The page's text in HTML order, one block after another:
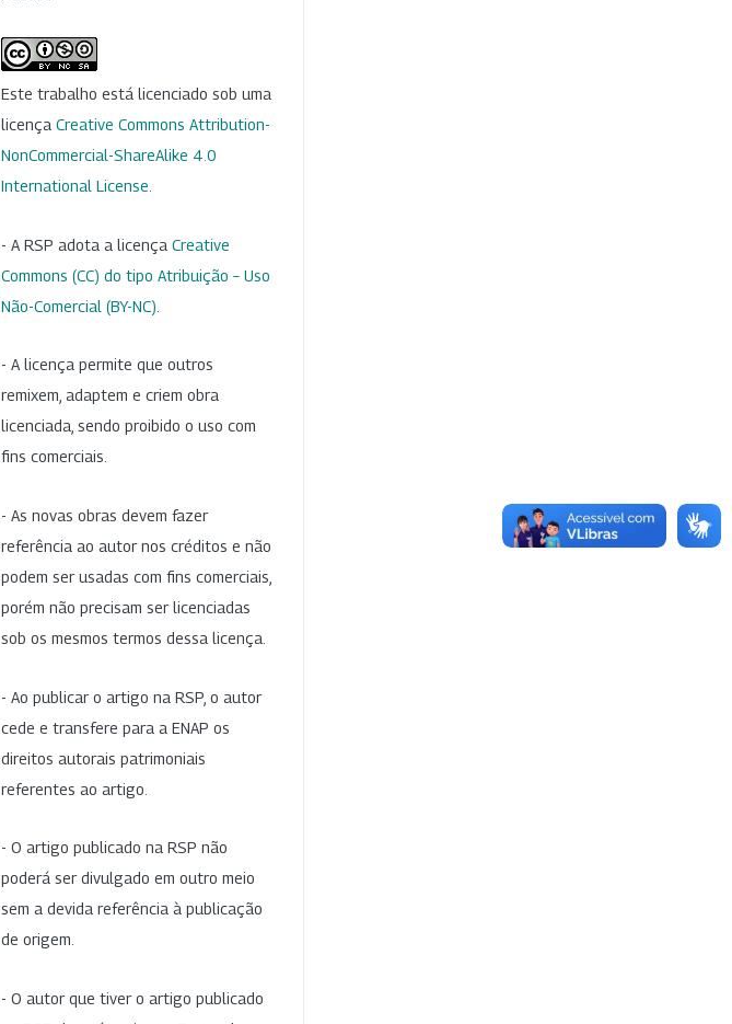
Este trabalho está licenciado sob uma
licença Creative Commons Attribution-
NonCommercial-ShareAlike 4.0
International License
- A RSP adota a licença Creative
Commons (CC) do tipo Atribuição – Uso
Não-Comercial (BY-NC)
- A licença permite que outros
remixem, adaptem e criem obra
licenciada, sendo proibido o uso com
fins comerciais.
- As novas obras devem fazer
referência ao autor nos créditos e não
podem ser usadas com fins comerciais,
porém não precisam ser licenciadas
sob os mesmos termos dessa licença.
- Ao publicar o artigo na RSP, o autor
cede e transfere para a ENAP os
direitos autorais patrimoniais
referentes ao artigo.
- O artigo publicado na RSP não
poderá ser divulgado em outro meio
sem a devida referência à publicação
de origem.
- O autor que tiver o artigo publicado